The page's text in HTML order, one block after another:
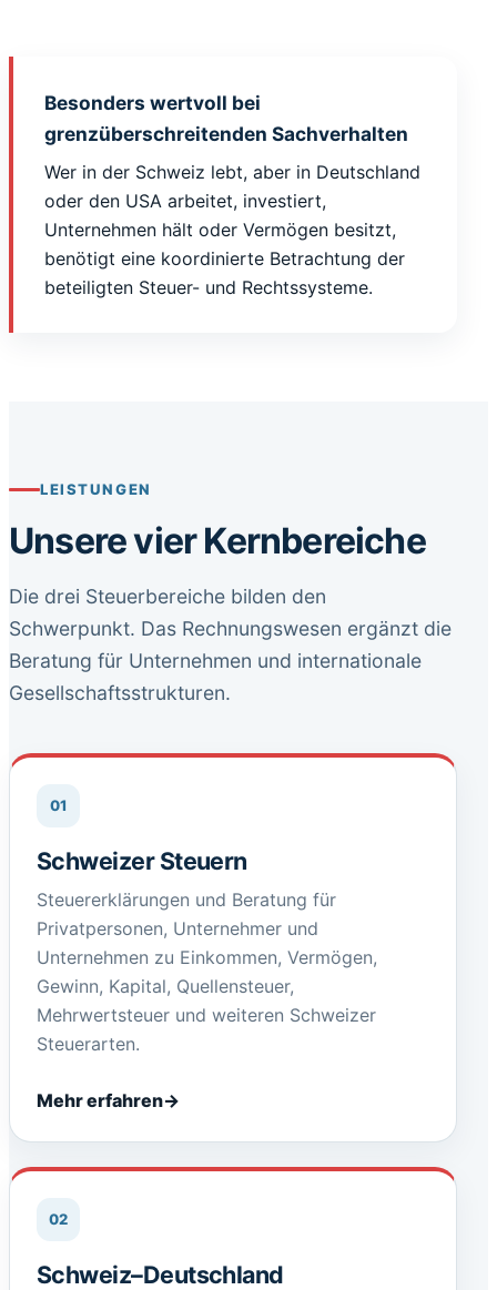
Besonders wertvoll bei
grenzüberschreitenden Sachverhalten
Wer in der Schweiz lebt, aber in Deutschland
oder den USA arbeitet, investiert,
Unternehmen hält oder Vermögen besitzt,
benötigt eine koordinierte Betrachtung der
beteiligten Steuer- und Rechtssysteme.
LEISTUNGEN
Unsere vier Kernbereiche
Die drei Steuerbereiche bilden den
Schwerpunkt. Das Rechnungswesen ergänzt die
Beratung für Unternehmen und internationale
Gesellschaftsstrukturen.
01
Schweizer Steuern
Steuererklärungen und Beratung für
Privatpersonen, Unternehmer und
Unternehmen zu Einkommen, Vermögen,
Gewinn, Kapital, Quellensteuer,
Mehrwertsteuer und weiteren Schweizer
Steuerarten.
Mehr erfahren
02
Schweiz–Deutschland